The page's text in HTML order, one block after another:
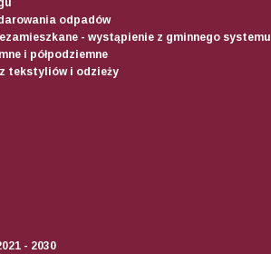
odpadów
- wystąpienie z gminnego systemu
i półpodziemne
tekstyliów i odzieży
- 2030